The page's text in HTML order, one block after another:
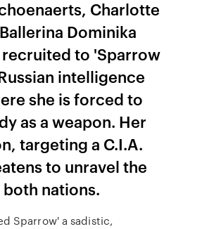
Charlotte
Dominika
recruited to 'Sparrow
intelligence
she is forced to
as a weapon. Her
targeting a C.I.A.
to unravel the
nations.
Sparrow' a sadistic,